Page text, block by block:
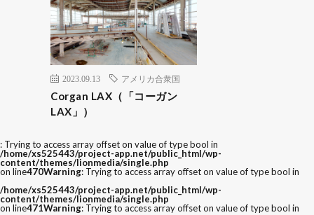
2023.09.13 アメリカ合衆国
Corgan LAX（「コーガン
LAX」）
: Trying to access array offset on value of type bool in
/home/xs525443/project-app.net/public_html/wp-
content/themes/lionmedia/single.php
on line470Warning: Trying to access array offset on value of type bool in
/home/xs525443/project-app.net/public_html/wp-
content/themes/lionmedia/single.php
on line471Warning: Trying to access array offset on value of type bool in